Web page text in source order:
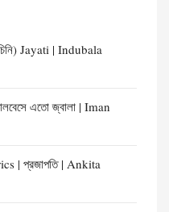
Jayati | Indubala
এতো জ্বালা | Iman
| প্রজাপতি | Ankita